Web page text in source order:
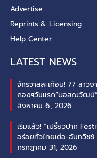
Advertise
Reprints & Licensing
Help Center
LATEST NEWS
จักรวาลสะเทือน! 77 สาวง
กองฯวันแรก“บอสณวัฒน์
สิงหาคม 6, 2026
เริ่มแล้ว! “เปรี้ยวปาก
อร่อยทั่วไทยเต๋อ-ฉันทวิช
กรกฎาคม 31, 2026